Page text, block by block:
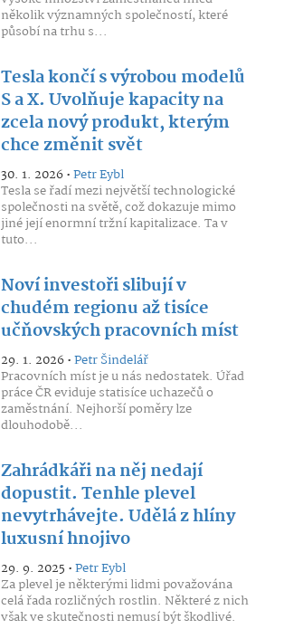
několik významných společností, které
působí na trhu s...
Tesla končí s výrobou modelů
S a X. Uvolňuje kapacity na
zcela nový produkt, kterým
chce změnit svět
30. 1. 2026 •Petr Eybl
Tesla se řadí mezi největší technologické
společnosti na světě, což dokazuje mimo
jiné její enormní tržní kapitalizace. Ta v
tuto...
Noví investoři slibují v
chudém regionu až tisíce
učňovských pracovních míst
29. 1. 2026 •Petr Šindelář
Pracovních míst je u nás nedostatek. Úřad
práce ČR eviduje statisíce uchazečů o
zaměstnání. Nejhorší poměry lze
dlouhodobě...
Zahrádkáři na něj nedají
dopustit. Tenhle plevel
nevytrhávejte. Udělá z hlíny
luxusní hnojivo
29. 9. 2025 •Petr Eybl
Za plevel je některými lidmi považována
celá řada rozličných rostlin. Některé z nich
však ve skutečnosti nemusí být škodlivé.